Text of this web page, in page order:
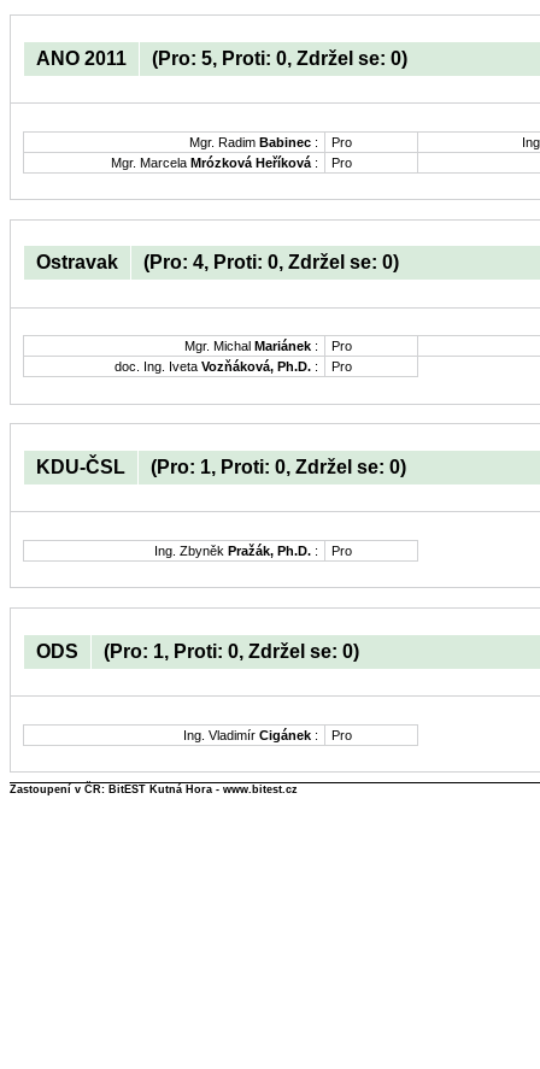
ANO 2011 (Pro: 5, Proti: 0, Zdržel se: 0)
Mgr. Radim Babinec : Pro
Mgr. Marcela Mrózková Heříková : Pro
Ostravak (Pro: 4, Proti: 0, Zdržel se: 0)
Mgr. Michal Mariánek :
Pro
doc. Ing. Iveta Vozňáková, Ph.D. : Pro
KDU-ČSL (Pro: 1, Proti: 0, Zdržel se: 0)
Ing. Zbyněk Pražák, Ph.D. : Pro
ODS (Pro: 1, Proti: 0, Zdržel se: 0)
Ing. Vladimír Cigánek : Pro
Zastoupení v ČR: BitEST Kutná Hora - www.bitest.cz